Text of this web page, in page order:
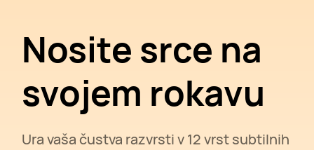
Nosite srce na
svojem rokavu
Ura vaša čustva razvrsti v 12 vrst subtilnih